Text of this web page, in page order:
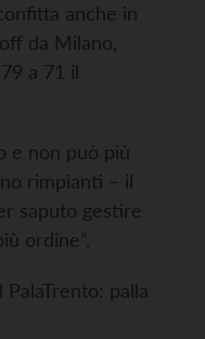
anche in
da Milano,
a 71 il
e non può più
rimpianti – il
saputo gestire
ordine”.
palla